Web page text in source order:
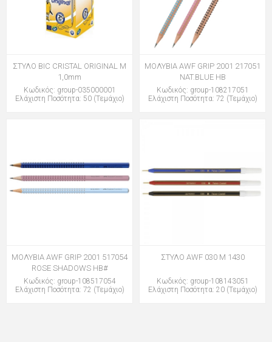
ΣΤΥΛΟ BIC CRISTAL ORIGINAL M
1,0mm
Κωδικός: group-035000001
Ελάχιστη Ποσότητα: 50 (Τεμάχιο)
ΜΟΛΥΒΙΑ AWF GRIP 2001 217051
NAT.BLUE HB
Κωδικός: group-108217051
Ελάχιστη Ποσότητα: 72 (Τεμάχιο)
ΜΟΛΥΒΙΑ AWF GRIP 2001 517054
ROSE SHADOWS HB#
Κωδικός: group-108517054
Ελάχιστη Ποσότητα: 72 (Τεμάχιο)
ΣΤΥΛΟ AWF 030 M 1430
Κωδικός: group-108143051
Ελάχιστη Ποσότητα: 20 (Τεμάχιο)